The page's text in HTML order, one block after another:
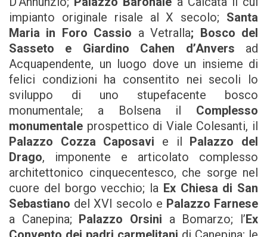
impianto originale risale al X secolo; Santa
Maria in Foro Cassio a Vetralla; Bosco del
Sasseto e Giardino Cahen d’Anvers ad
Acquapendente, un luogo dove un insieme di
felici condizioni ha consentito nei secoli lo
sviluppo di uno stupefacente bosco
monumentale; a Bolsena il Complesso
monumentale prospettico di Viale Colesanti, il
Palazzo Cozza Caposavi e il Palazzo del
Drago, imponente e articolato complesso
architettonico cinquecentesco, che sorge nel
cuore del borgo vecchio; la Ex Chiesa di San
Sebastiano del XVI secolo e Palazzo Farnese
a Canepina; Palazzo Orsini a Bomarzo; l’Ex